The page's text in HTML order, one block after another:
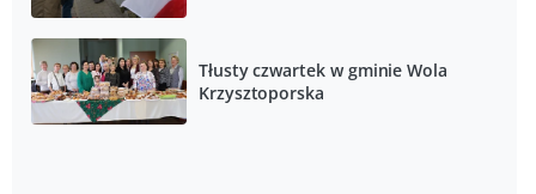
Tłusty czwartek w gminie Wola
Krzysztoporska